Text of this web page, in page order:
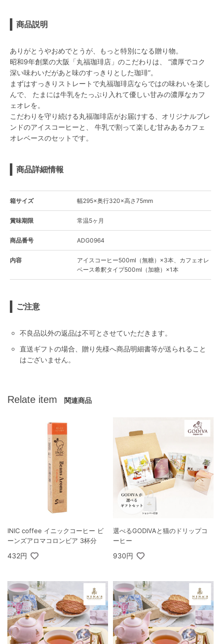
商品説明
ありがとうやおめでとうが、もっと特別になる贈り物。
昭和9年創業の大阪「丸福珈琲店」のこだわりは、 “濃厚でコク
深い味わいだがあと味のすっきりとした珈琲”。
まずはすっきりストレートで丸福珈琲店ならではの味わいを楽し
んで、 たまには牛乳をたっぷり入れて優しい甘みの濃厚なカフ
ェオレを。
こだわりを守り続ける丸福珈琲店がお届けする、オリジナルブレ
ンドのアイスコーヒーと、 牛乳で割って楽しむ甘みあるカフェ
オレベースのセットです。
商品詳細情報
箱サイズ 幅295×奥行320×高さ75mm
賞味期限 常温5ヶ月
商品番号 ADG0964
内容
アイスコーヒー500ml（無糖）×3本、カフェオレ
ベース希釈タイプ500ml（加糖）×1本
ご注意
不良品以外の返品は不可とさせていただきます。
直送ギフトの場合、贈り先様へ商品明細書等が送られること
はございません。
Relate item 関連商品
INIC coffee イニックコーヒー ビ
ーンズアロマコロンビア 3杯分
432円
選べるGODIVAと猫のドリップコ
ーヒー
930円